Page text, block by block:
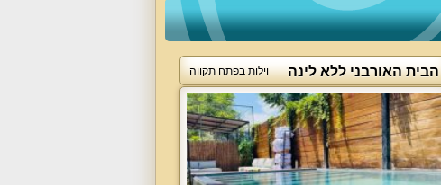
הבית האורבני ללא לינה וילות בפתח תקווה